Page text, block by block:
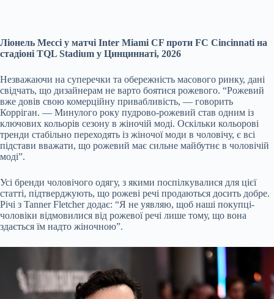
Ліонель Мессі у матчі Inter Miami CF проти FC Cincinnati на
стадіоні TQL Stadium у Цинциннаті, 2026
Незважаючи на суперечки та обережність масового ринку, дані
свідчать, що дизайнерам не варто боятися рожевого. “Рожевий
вже довів свою комерційну привабливість, — говорить
Корріган. — Минулого року пудрово-рожевий став одним із
ключових кольорів сезону в жіночій моді. Оскільки кольорові
тренди стабільно переходять із жіночої моди в чоловічу, є всі
підстави вважати, що рожевий має сильне майбутнє в чоловічій
моді”.
Усі бренди чоловічого одягу, з якими поспілкувалися для цієї
статті, підтверджують, що рожеві речі продаються досить добре.
Річі з Tanner Fletcher додає: “Я не уявляю, щоб наші покупці-
чоловіки відмовилися від рожевої речі лише тому, що вона
здається їм надто жіночною”.